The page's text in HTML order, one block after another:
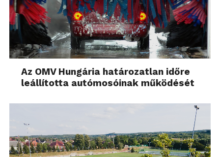
Az OMV Hungária határozatlan időre
leállította autómosóinak működését